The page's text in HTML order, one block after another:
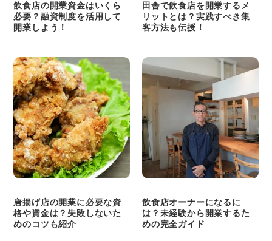
飲食店の開業資金はいくら
必要？融資制度を活用して
開業しよう！
田舎で飲食店を開業するメ
リットとは？実践すべき集
客方法も伝授！
唐揚げ店の開業に必要な資
格や資金は？失敗しないた
めのコツも紹介
飲食店オーナーになるに
は？未経験から開業するた
めの完全ガイド